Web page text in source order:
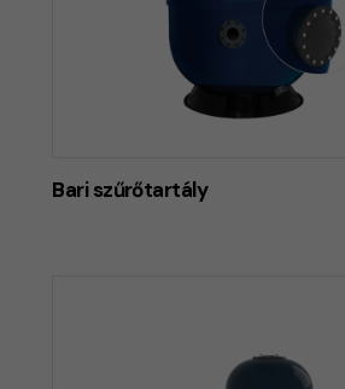
Bari szűrőtartály